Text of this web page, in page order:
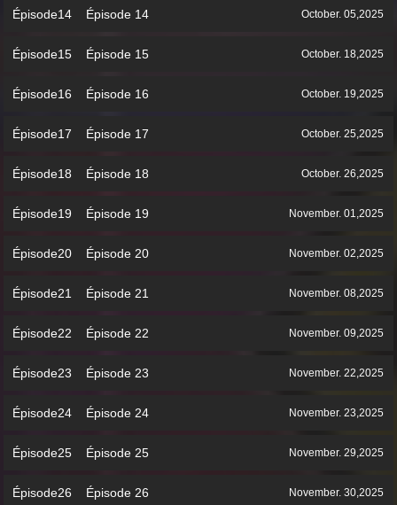
Épisode14 Épisode 14 October. 05,2025
Épisode15 Épisode 15 October. 18,2025
Épisode16 Épisode 16 October. 19,2025
Épisode17 Épisode 17 October. 25,2025
Épisode18 Épisode 18 October. 26,2025
Épisode19 Épisode 19 November. 01,2025
Épisode20 Épisode 20 November. 02,2025
Épisode21 Épisode 21 November. 08,2025
Épisode22 Épisode 22 November. 09,2025
Épisode23 Épisode 23 November. 22,2025
Épisode24 Épisode 24 November. 23,2025
Épisode25 Épisode 25 November. 29,2025
Épisode26 Épisode 26 November. 30,2025